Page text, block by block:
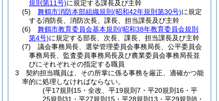
規則第11号)に規定する課長及び主幹
(5)
舞鶴市消防本部組織規則 (昭和42年規則第30号)に規定
する消防長、消防次長、課長、担当課長及び主幹
(6)
舞鶴市教育委員会基本規則 (昭和38年教育委員会規則
第4号)に規定する部長、次長、課長、担当課長及び主幹
(7)
議会事務局長、選挙管理委員会事務局長、公平委員会
事務局長、監査委員事務局長及び農業委員会事務局長並
びにそれぞれその指定する職員
3
契約担当職員は、その所掌に係る事務を厳正、適確かつ能
率的に処理しなければならない。
(平17規則15・全改、平19規則7・平20規則16・平
25規則31・平27規則15・平28規則13・平29規則8・